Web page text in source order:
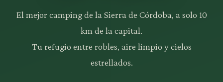
El mejor camping de la Sierra de Córdoba, a solo 10
km de la capital.
Tu refugio entre robles, aire limpio y cielos
estrellados.